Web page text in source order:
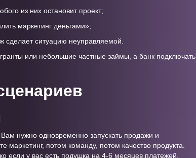
из них остановит проект;
маркетинг деньгами»;
сделает ситуацию неуправляемой.
или небольшие частные займы, а банк подключать
нужно одновременно запускать продажи и
потом команду, потом качество продукта.
если у вас есть подушка на 4-6 месяцев платежей.